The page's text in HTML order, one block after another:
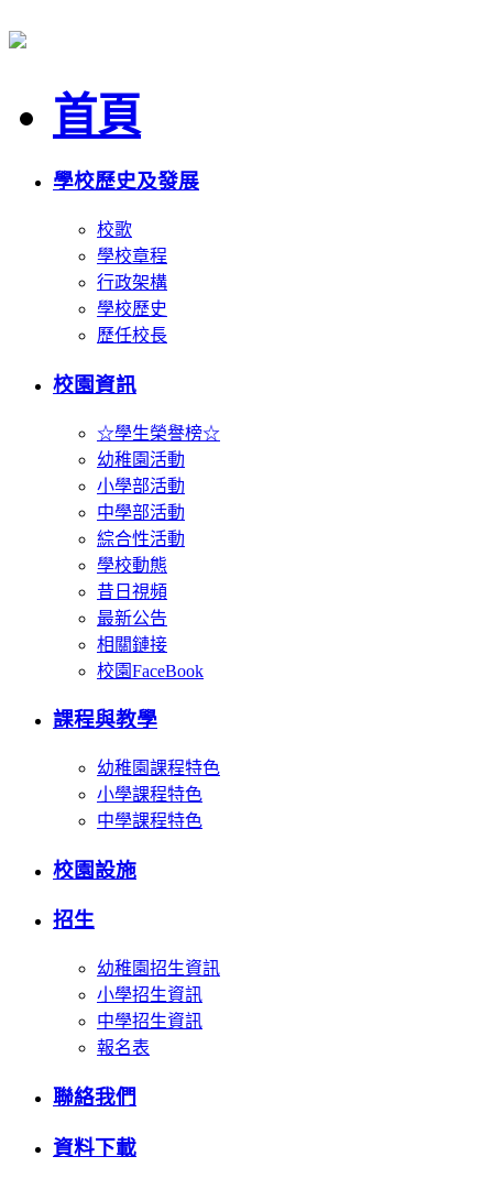
首頁
學校歷史及發展
校歌
學校章程
行政架構
學校歷史
歷任校長
校園資訊
☆學生榮譽榜☆
幼稚園活動
小學部活動
中學部活動
綜合性活動
學校動態
昔日視頻
最新公告
相關鏈接
校園FaceBook
課程與教學
幼稚園課程特色
小學課程特色
中學課程特色
校園設施
招生
幼稚園招生資訊
小學招生資訊
中學招生資訊
報名表
聯絡我們
資料下載